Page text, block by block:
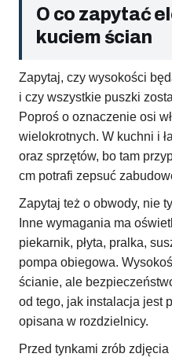
O co zapytać
kuciem ścian
Zapytaj, czy wysokości
i czy wszystkie puszki
Poproś o oznaczenie osi
wielokrotnych. W kuchni i
oraz sprzętów, bo tam
cm potrafi zepsuć
Zapytaj też o obwody, nie
Inne wymagania ma
piekarnik, płyta, pralka,
pompa obiegowa.
ścianie, ale
od tego, jak instalacja jest
opisana w rozdzielnicy.
Przed tynkami zrób